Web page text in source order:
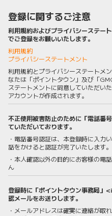
登録に関するご注意
利用規約およびプライバシーステー
でご登録をお願いいたします。
利用規約
プライバシーステートメント
利用規約とプライバシーステートメ
なたは「ポイントタウン」及び「
ステートメントに同意していただい
アカウントが作成されます。
不正使用被害防止のために「電話番
ていただいております。
・電話番号認証は、本登録時に入力
話をかけると認証が完了いたします。
・本人確認以外の目的にお客様の電
ん
登録時に「ポイントタウン事務局
認メールをお送りします。
・メールアドレスは確実に連絡が取